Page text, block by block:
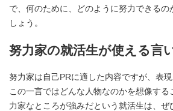
で、何のために、どのように努力できるの
しょう。
努力家の就活生が使える言
努力家は自己PRに適した内容ですが、表現
この一言ではどんな人物なのかを想像する
力家なところが強みだという就活生は、ぜ